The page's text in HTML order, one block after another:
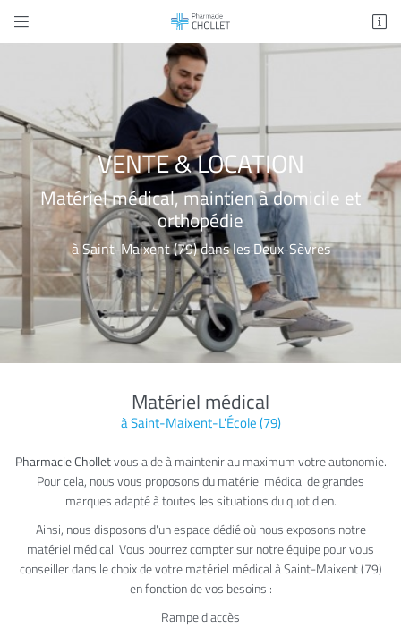
 
79400 Saint Maixent L'école
 Adresse email de réception
En cochant cette case, vous consentez à recevoir nos propositions commerciales à
l'adresse email indiqué ci-dessus. Vous pouvez vous désinscrire à tout moment en
le formulaire de désinscription.
VENTE & LOCATION
Matériel médical, maintien à domicile et
orthopédie
à Saint-Maixent (79) dans les Deux-Sèvres
Matériel médical
à Saint-Maixent-L'École (79)
Pharmacie Cholletvous aide à maintenir au maximum votre autonomie.
Pour cela, nous vous proposons du matériel médical de grandes
marques adapté à toutes les situations du quotidien.
Ainsi, nous disposons d'un espace dédié où nous exposons notre
matériel médical. Vous pourrez compter sur notre équipe pour vous
conseiller dans le choix de votre matériel médical à Saint-Maixent (79)
en fonction de vos besoins :
Rampe d'accès